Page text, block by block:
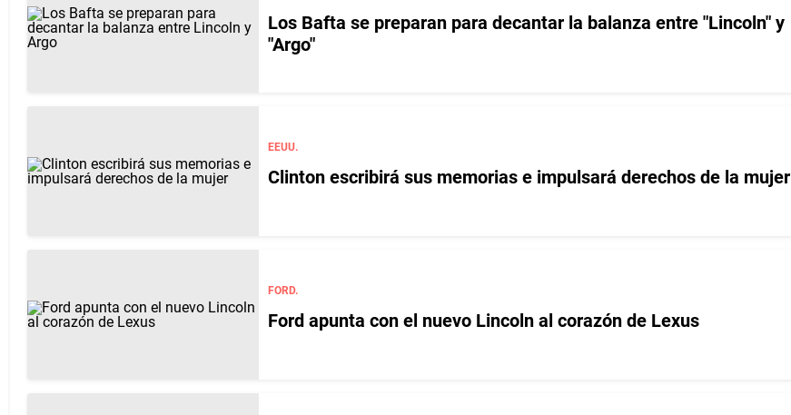
Los Bafta se preparan para decantar la balanza entre "Lincoln" y
"Argo"
EEUU.
Clinton escribirá sus memorias e impulsará derechos de la mujer
FORD.
Ford apunta con el nuevo Lincoln al corazón de Lexus